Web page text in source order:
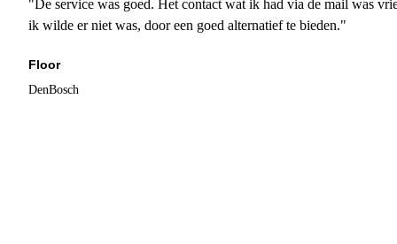
"De service was goed. Het contact wat ik had via de mail was
ik wilde er niet was, door een goed alternatief te bieden."
Floor
DenBosch